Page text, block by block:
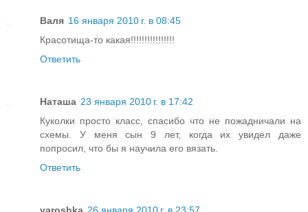
Валя 16 января 2010 г. в 08:45
Красотища-то какая!!!!!!!!!!!!!!!!
Ответить
Наташа 23 января 2010 г. в 17:42
Куколки просто класс, спасибо что не пожадничали на
схемы. У меня сын 9 лет, когда их увидел даже
попросил, что бы я научила его вязать.
Ответить
yaroshka 26 января 2010 г. в 23:57